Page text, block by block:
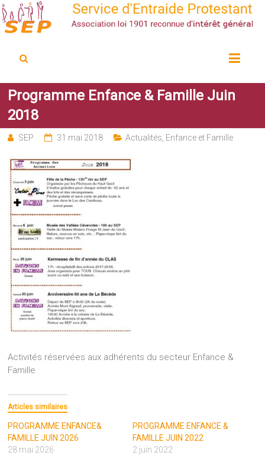
SEP
Programme Enfance & Famille Juin
2018
SEP 31 mai 2018 Actualités, Enfance et Famille
Activités réservées aux adhérents du secteur Enfance &
Famille
Articles similaires
PROGRAMME ENFANCE&
FAMILLE JUIN 2026
28 mai 2026
PROGRAMME ENFANCE &
FAMILLE JUIN 2022
2 juin 2022